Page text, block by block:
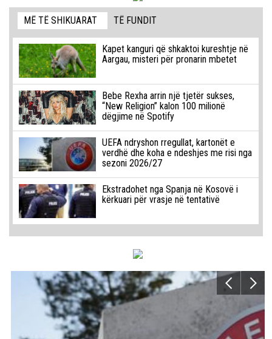
MË TË SHIKUARAT TË FUNDIT
Kapet kanguri që shkaktoi kureshtje në
Aargau, misteri për pronarin mbetet
Bebe Rexha arrin një tjetër sukses,
“New Religion” kalon 100 milionë
dëgjime në Spotify
UEFA ndryshon rregullat, kartonët e
verdhë dhe koha e ndeshjes me risi nga
sezoni 2026/27
Ekstradohet nga Spanja në Kosovë i
kërkuari për vrasje në tentativë